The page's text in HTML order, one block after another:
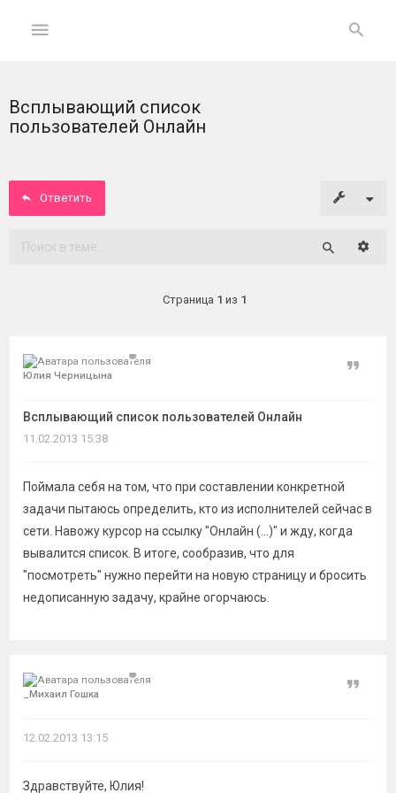
ГЛАВНАЯ
Вход
Всплывающий список
пользователей Онлайн
Ответить
Страница 1 из 1
Юлия Черницына
Всплывающий список пользователей Онлайн
Цитата
11.02.2013 15:38
Поймала себя на том, что при составлении конкретной
задачи пытаюсь определить, кто из исполнителей сейчас в
сети. Навожу курсор на ссылку "Онлайн (...)" и жду, когда
вывалится список. В итоге, сообразив, что для
"посмотреть" нужно перейти на новую страницу и бросить
недописанную задачу, крайне огорчаюсь.
_Миxаил Гошкa
Цитата
12.02.2013 13:15
Здравствуйте, Юлия!